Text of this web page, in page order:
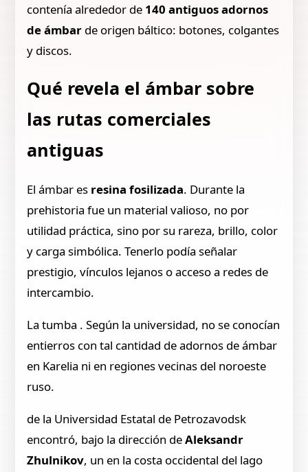
contenía alrededor de 140 antiguos adornos
de ámbar de origen báltico: botones, colgantes
y discos.
Qué revela el ámbar sobre
las rutas comerciales
antiguas
El ámbar es resina fosilizada. Durante la
prehistoria fue un material valioso, no por
utilidad práctica, sino por su rareza, brillo, color
y carga simbólica. Tenerlo podía señalar
prestigio, vínculos lejanos o acceso a redes de
intercambio.
La tumba . Según la universidad, no se conocían
entierros con tal cantidad de adornos de ámbar
en Karelia ni en regiones vecinas del noroeste
ruso.
de la Universidad Estatal de Petrozavodsk
encontró, bajo la dirección deAleksandr
Zhulnikov, un en la costa occidental del lago